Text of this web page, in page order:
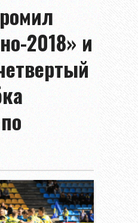
2018» и